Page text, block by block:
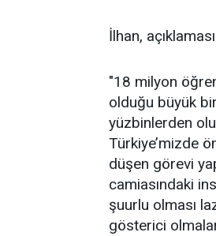
İlhan,
"18 milyon
olduğu büyük
yüzbinlerden
Türkiye’mizde
düşen görevi
camiasındaki
şuurlu olması
gösterici